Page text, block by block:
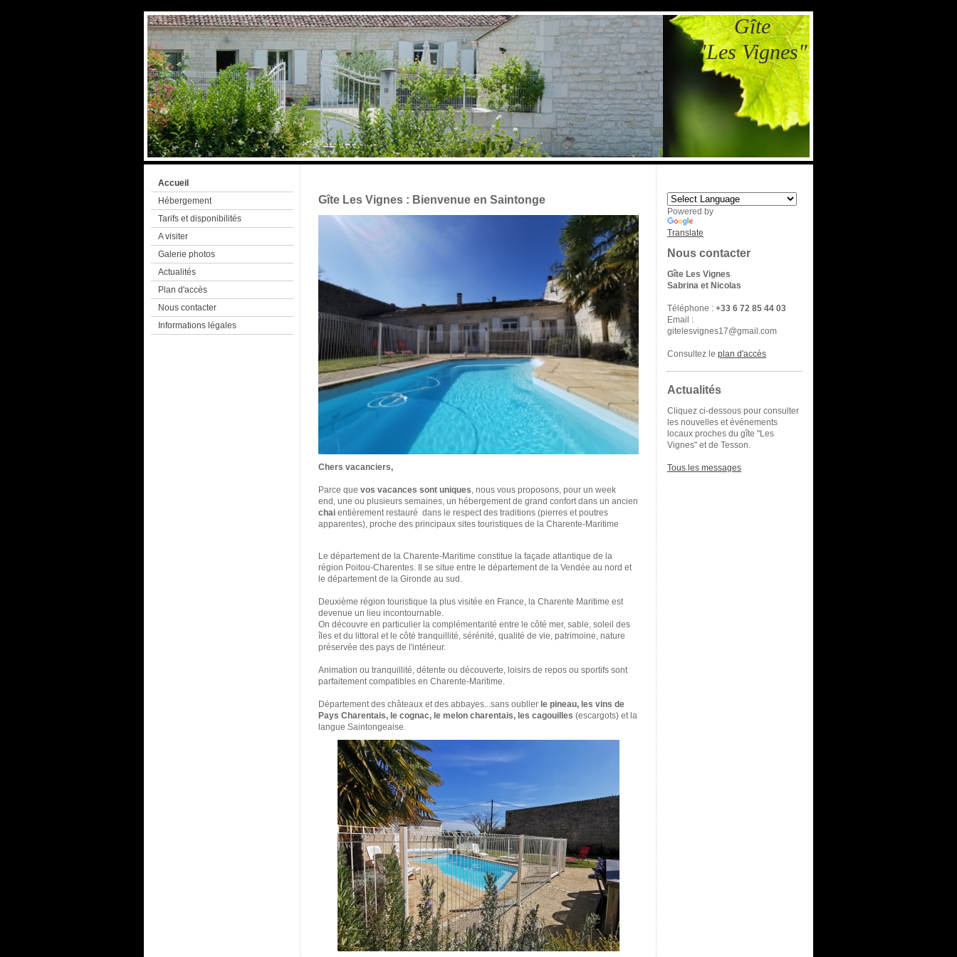
Gîte
"Les Vignes"
Accueil
Hébergement
Tarifs et disponibilités
A visiter
Galerie photos
Actualités
Plan d'accès
Nous contacter
Informations légales
Gîte Les Vignes : Bienvenue en Saintonge
Chers vacanciers,
Parce que vos vacances sont uniques, nous vous proposons, pour un week
end, une ou plusieurs semaines, un hébergement de grand confort dans un ancien
chai entièrement restauré dans le respect des traditions (pierres et poutres
apparentes), proche des principaux sites touristiques de la Charente-Maritime
Le département de la Charente-Maritime constitue la façade atlantique de la
région Poitou-Charentes. Il se situe entre le département de la Vendée au nord et
le département de la Gironde au sud.
Deuxième région touristique la plus visitée en France, la Charente Maritime est
devenue un lieu incontournable.
On découvre en particulier la complémentarité entre le côté mer, sable, soleil des
îles et du littoral et le côté tranquillité, sérénité, qualité de vie, patrimoine, nature
préservée des pays de l'intérieur.
Animation ou tranquillité, détente ou découverte, loisirs de repos ou sportifs sont
parfaitement compatibles en Charente-Maritime.
Département des châteaux et des abbayes...sans oublier le pineau, les vins de
Pays Charentais, le cognac, le melon charentais, les cagouilles (escargots) et la
langue Saintongeaise.
Powered by
Translate
Nous contacter
Gîte Les Vignes
Sabrina et Nicolas
Téléphone : +33 6 72 85 44 03
Email :
gitelesvignes17@gmail.com
Consultez le plan d'accès
Actualités
Cliquez ci-dessous pour consulter
les nouvelles et événements
locaux proches du gîte "Les
Vignes" et de Tesson.
Tous les messages